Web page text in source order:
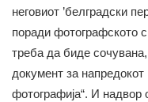
неговиот ’белградски
поради фотографското
треба да биде
документ за
фотографија“. И надвор